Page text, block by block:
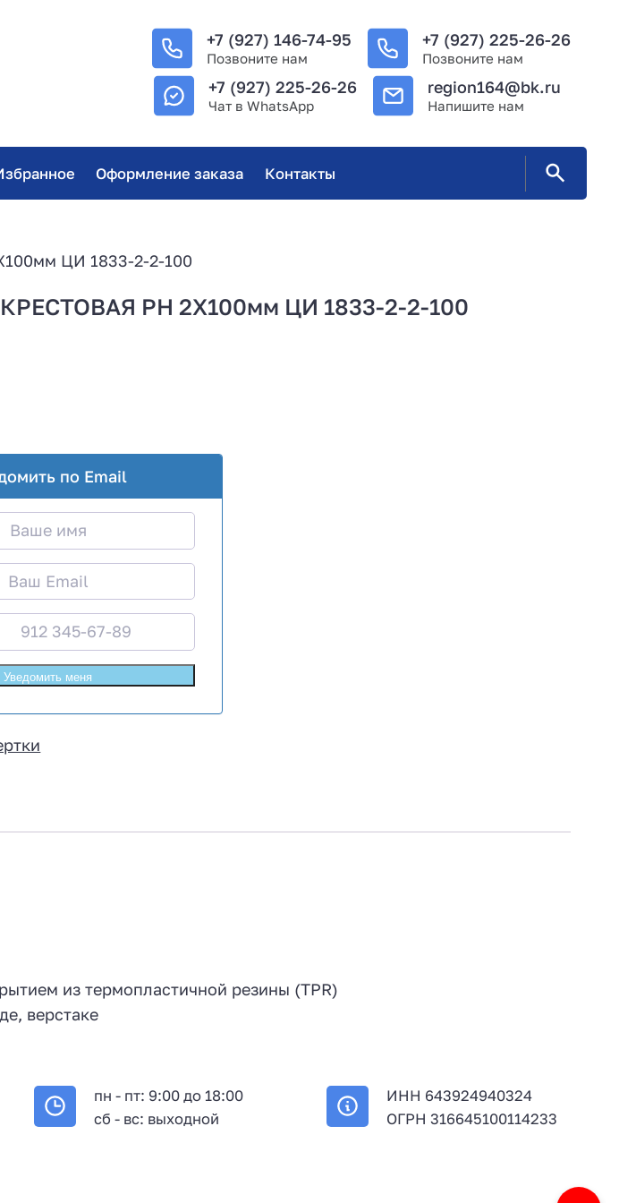
+7 (927) 146-74-95
Позвоните нам
+7 (927) 225-26-26
Позвоните нам
+7 (927) 225-26-26
Чат в WhatsApp
region164@bk.ru
Напишите нам
Оформление заказа Контакты
ЦИ 1833-2-2-100
PH 2Х100мм ЦИ 1833-2-2-100
по Email
из термопластичной резины (TPR)
верстаке
пн - пт: 9:00 до 18:00
сб - вс: выходной
ИНН 643924940324
ОГРН 316645100114233